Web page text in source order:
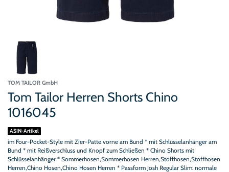
TOM TAILOR GmbH
Tom Tailor Herren Shorts Chino
1016045
ASIN-Artikel
im Four-Pocket-Style mit Zier-Patte vorne am Bund * mit Schlüsselanhänger am
Bund * mit Reißverschluss und Knopf zum Schließen * Chino Shorts mit
Schlüsselanhänger * Sommerhosen,Sommerhosen Herren,Stoffhosen,Stoffhosen
Herren,Chino Hosen,Chino Hosen Herren * Passform Josh Regular Slim: normale